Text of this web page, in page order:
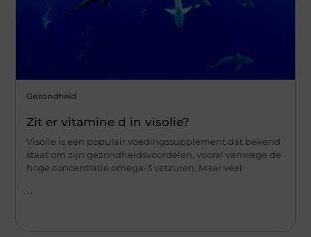
Gezondheid
Zit er vitamine d in visolie?
Visolie is een populair voedingssupplement dat bekend
staat om zijn gezondheidsvoordelen, vooral vanwege de
hoge concentratie omega-3 vetzuren. Maar veel
...